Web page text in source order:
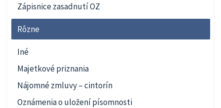
Zápisnice zasadnutí OZ
Rôzne
Iné
Majetkové priznania
Nájomné zmluvy – cintorín
Oznámenia o uložení písomnosti